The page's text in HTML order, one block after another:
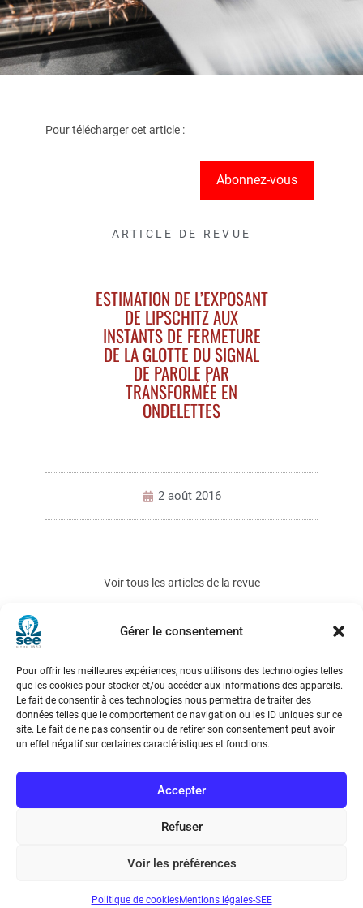
Gérer le consentement
Pour offrir les meilleures expériences, nous utilisons des technologies telles
que les cookies pour stocker et/ou accéder aux informations des appareils.
Le fait de consentir à ces technologies nous permettra de traiter des
données telles que le comportement de navigation ou les ID uniques sur ce
site. Le fait de ne pas consentir ou de retirer son consentement peut avoir
un effet négatif sur certaines caractéristiques et fonctions.
Accepter
Refuser
Voir les préférences
Politique de cookiesMentions légales-SEE
Pour télécharger cet article :
Abonnez-vous
ARTICLE DE REVUE
ESTIMATION DE L’EXPOSANT
DE LIPSCHITZ AUX
INSTANTS DE FERMETURE
DE LA GLOTTE DU SIGNAL
DE PAROLE PAR
TRANSFORMÉE EN
ONDELETTES
2 août 2016
Voir tous les articles de la revue
e-STA 2009-3 CIFA 2008 (3)
de l’Information et de la Communication
75116 Paris
Métro : « Boissière » Ligne 6 et « Iéna » Ligne 9
Téléphone : (+33) 1 56 90 37 17